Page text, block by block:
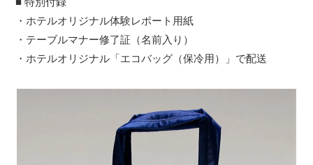
・ホテルオリジナル体験レポート用紙
・テーブルマナー修了証（名前入り）
・ホテルオリジナル「エコバッグ（保冷用）」で配送